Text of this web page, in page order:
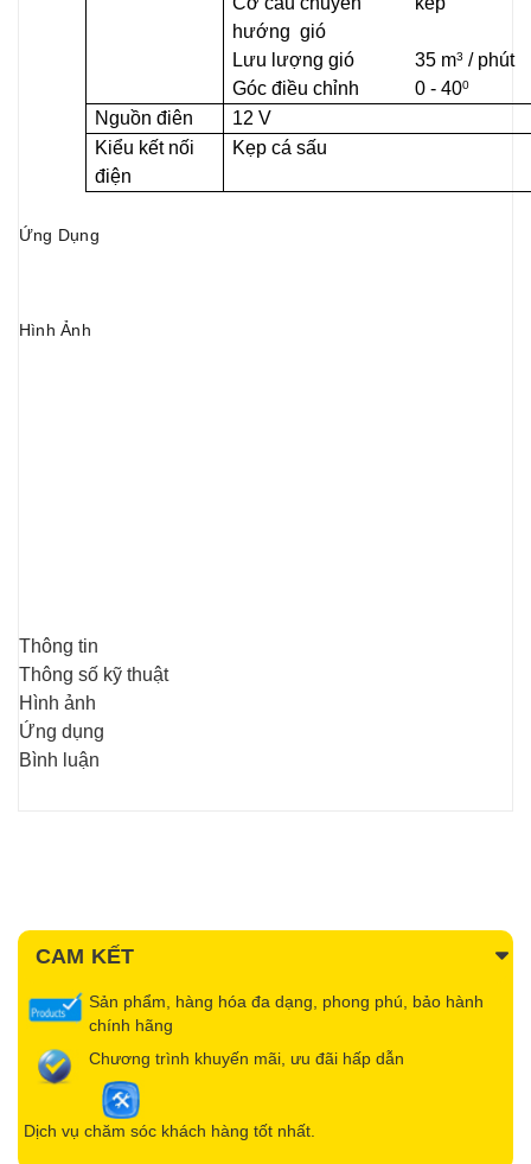
hướng gió
Lưu lượng gió 35 m3 / phút
Góc điều chỉnh
0 - 400
Nguồn điên
12 V
Kiểu kết nối
điện
Kẹp cá sấu
Ứng Dụng
​Hình Ảnh
Thông tin
Thông số kỹ thuật
Hình ảnh
Ứng dụng
Bình luận
CAM KẾT
Sản phẩm, hàng hóa đa dạng, phong phú, bảo hành
chính hãng
Chương trình khuyến mãi, ưu đãi hấp dẫn
Dịch vụ chăm sóc khách hàng tốt nhất.